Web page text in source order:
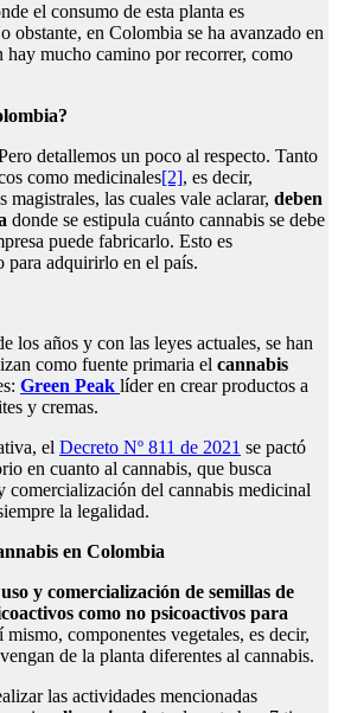
el consumo de esta planta es
obstante, en Colombia se ha avanzado en
hay mucho camino por recorrer, como
detallemos un poco al respecto. Tanto
como medicinales[2], es decir,
magistrales, las cuales vale aclarar, deben
donde se estipula cuánto cannabis se debe
puede fabricarlo. Esto es
adquirirlo en el país.
los años y con las leyes actuales, se han
como fuente primaria el cannabis
Green Peak líder en crear productos a
y cremas.
el Decreto Nº 811 de 2021 se pactó
en cuanto al cannabis, que busca
comercialización del cannabis medicinal
la legalidad.
en Colombia
uso y comercialización de semillas de
como no psicoactivos para
mismo, componentes vegetales, es decir,
de la planta diferentes al cannabis.
las actividades mencionadas